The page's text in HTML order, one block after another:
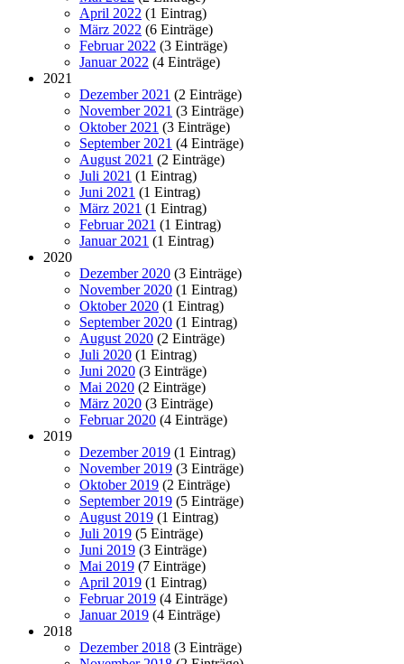
April 2022 (1 Eintrag)
März 2022 (6 Einträge)
Februar 2022 (3 Einträge)
Januar 2022 (4 Einträge)
2021
Dezember 2021 (2 Einträge)
November 2021 (3 Einträge)
Oktober 2021 (3 Einträge)
September 2021 (4 Einträge)
August 2021 (2 Einträge)
Juli 2021 (1 Eintrag)
Juni 2021 (1 Eintrag)
März 2021 (1 Eintrag)
Februar 2021 (1 Eintrag)
Januar 2021 (1 Eintrag)
2020
Dezember 2020 (3 Einträge)
November 2020 (1 Eintrag)
Oktober 2020 (1 Eintrag)
September 2020 (1 Eintrag)
August 2020 (2 Einträge)
Juli 2020 (1 Eintrag)
Juni 2020 (3 Einträge)
Mai 2020 (2 Einträge)
März 2020 (3 Einträge)
Februar 2020 (4 Einträge)
2019
Dezember 2019 (1 Eintrag)
November 2019 (3 Einträge)
Oktober 2019 (2 Einträge)
September 2019 (5 Einträge)
August 2019 (1 Eintrag)
Juli 2019 (5 Einträge)
Juni 2019 (3 Einträge)
Mai 2019 (7 Einträge)
April 2019 (1 Eintrag)
Februar 2019 (4 Einträge)
Januar 2019 (4 Einträge)
2018
Dezember 2018 (3 Einträge)